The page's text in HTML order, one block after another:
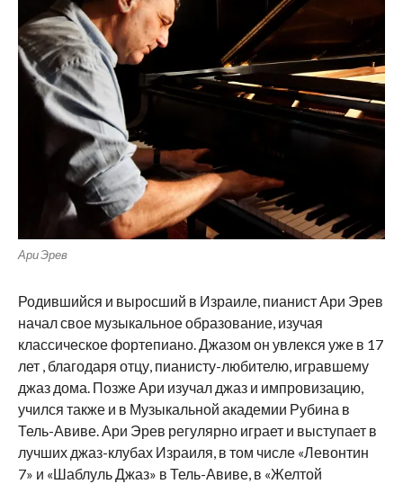
Ари Эрев
Родившийся и выросший в Израиле, пианист Ари Эрев
начал свое музыкальное образование, изучая
классическое фортепиано. Джазом он увлекся уже в 17
лет , благодаря отцу, пианисту-любителю, игравшему
джаз дома. Позже Ари изучал джаз и импровизацию,
учился также и в Музыкальной академии Рубина в
Тель-Авиве. Ари Эрев регулярно играет и выступает в
лучших джаз-клубах Израиля, в том числе «Левонтин
7» и «Шаблуль Джаз» в Тель-Авиве, в «Желтой